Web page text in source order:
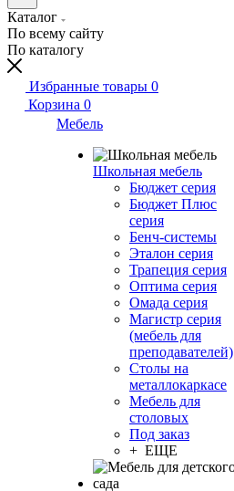
Каталог
По всему сайту
По каталогу
Избранные товары 0
Корзина 0
Мебель
Школьная мебель
Бюджет серия
Бюджет Плюс
серия
Бенч-системы
Эталон серия
Трапеция серия
Оптима серия
Омада серия
Магистр серия
(мебель для
преподавателей)
Столы на
металлокаркасе
Мебель для
столовых
Под заказ
+ ЕЩЕ